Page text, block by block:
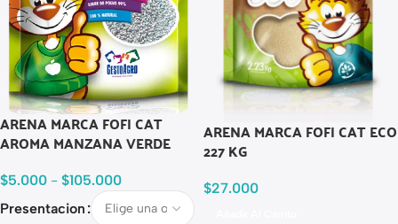
ARENA MARCA FOFI CAT
AROMA MANZANA VERDE
$5.000 - $105.000
Presentacion
ARENA MARCA FOFI CAT ECO
227 KG
$27.000